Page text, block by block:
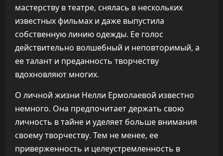
мастерству в театре, снялась в нескольких
известных фильмах и даже выпустила
собственную линию одежды. Ее голос
действительно волшебный и неповторимый, а
ее талант и преданность творчеству
вдохновляют многих.
О личной жизни Нелли Ермолаевой известно
немного. Она предпочитает держать свою
личность в тайне и уделяет больше внимания
своему творчеству. Тем не менее, ее
приверженность и целеустремленность в